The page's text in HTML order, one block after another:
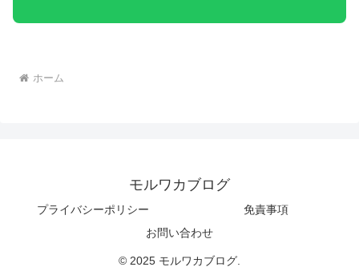
ホーム
モルワカブログ
プライバシーポリシー
免責事項
お問い合わせ
© 2025 モルワカブログ.